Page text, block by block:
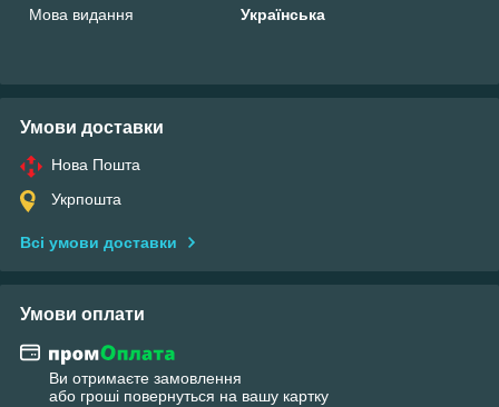
Мова видання
Українська
Умови доставки
Нова Пошта
Укрпошта
Всі умови доставки
Умови оплати
Ви отримаєте замовлення
або гроші повернуться на вашу картку